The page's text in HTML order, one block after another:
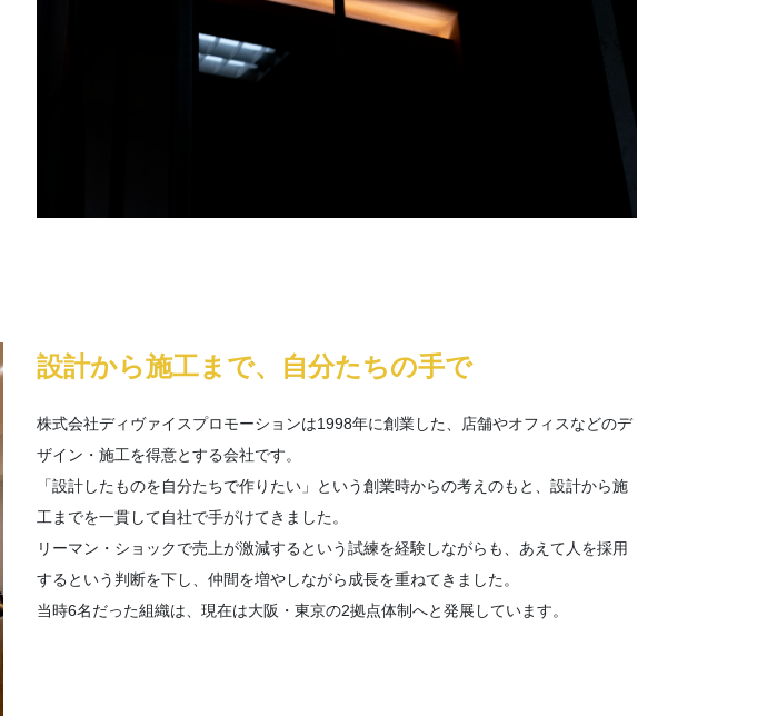
設計から施工まで、自分たちの手で
株式会社ディヴァイスプロモーションは1998年に創業した、店舗やオフィスなどのデ
ザイン・施工を得意とする会社です。
「設計したものを自分たちで作りたい」という創業時からの考えのもと、設計から施
工までを一貫して自社で手がけてきました。
リーマン・ショックで売上が激減するという試練を経験しながらも、あえて人を採用
するという判断を下し、仲間を増やしながら成長を重ねてきました。
当時6名だった組織は、現在は大阪・東京の2拠点体制へと発展しています。